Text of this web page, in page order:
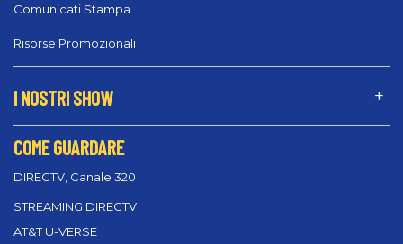
Comunicati Stampa
Risorse Promozionali
I NOSTRI SHOW
COME GUARDARE
DIRECTV, Canale 320
STREAMING DIRECTV
AT&T U-VERSE